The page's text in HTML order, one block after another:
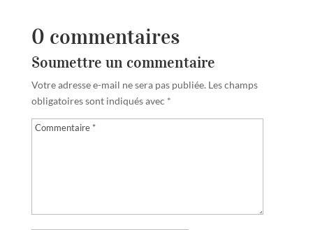
0 commentaires
Soumettre un commentaire
Votre adresse e-mail ne sera pas publiée. Les champs
obligatoires sont indiqués avec *